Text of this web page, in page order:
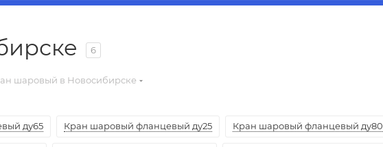
6
шаровый в Новосибирске
ду65 Кран шаровый фланцевый ду25 Кран шаровый фланцевый ду80